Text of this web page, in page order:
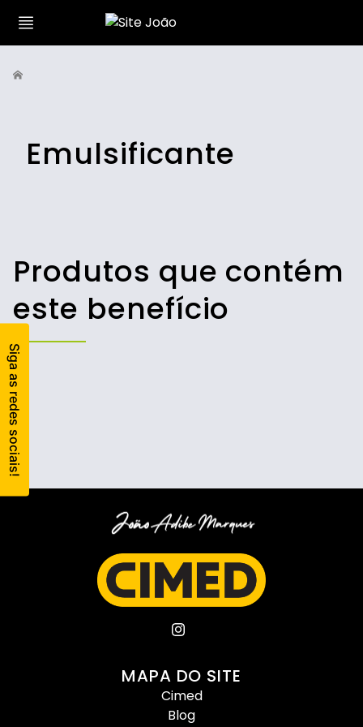
Emulsificante
Produtos que contém
este benefício
MAPA DO SITE
Cimed
Blog